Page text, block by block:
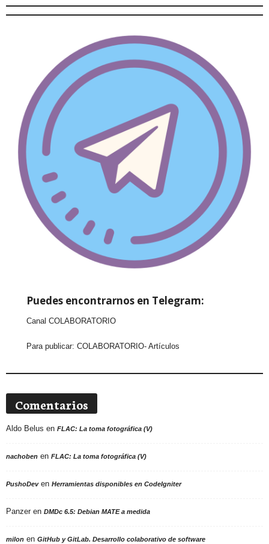
Puedes encontrarnos en Telegram:
Canal COLABORATORIO
Para publicar:COLABORATORIO- Artículos
Comentarios
Aldo Belus en FLAC: La toma fotográfica (V)
nachoben en FLAC: La toma fotográfica (V)
PushoDeven Herramientas disponibles en CodeIgniter
Panzer en DMDc 6.5: Debian MATE a medida
milon en GitHub y GitLab. Desarrollo colaborativo de software